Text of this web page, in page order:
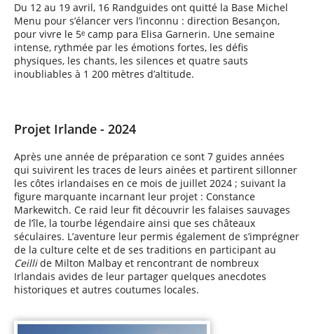
Du 12 au 19 avril, 16 Randguides ont quitté la Base Michel
Menu pour s’élancer vers l’inconnu : direction Besançon,
pour vivre le 5ᵉ camp para Elisa Garnerin. Une semaine
intense, rythmée par les émotions fortes, les défis
physiques, les chants, les silences et quatre sauts
inoubliables à 1 200 mètres d’altitude.
Projet Irlande - 2024
Après une année de préparation ce sont 7 guides années
qui suivirent les traces de leurs ainées et partirent sillonner
les côtes irlandaises en ce mois de juillet 2024 ; suivant la
figure marquante incarnant leur projet : Constance
Markewitch. Ce raid leur fit découvrir les falaises sauvages
de l’île, la tourbe légendaire ainsi que ses châteaux
séculaires. L’aventure leur permis également de s’imprégner
de la culture celte et de ses traditions en participant au
Ceillide Milton Malbay et rencontrant de nombreux
Irlandais avides de leur partager quelques anecdotes
historiques et autres coutumes locales.